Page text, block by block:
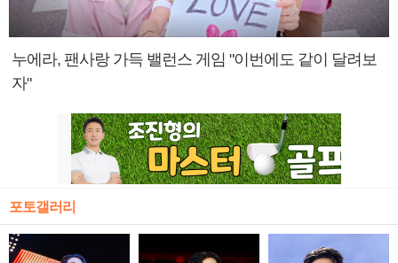
누에라, 팬사랑 가득 밸런스 게임 "이번에도 같이 달려보
자"
포토갤러리